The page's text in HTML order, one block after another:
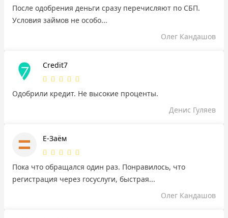
После одобрения деньги сразу перечисляют по СБП.
Условия займов не особо...
Олег Кандашов
Credit7
Одобрили кредит. Не высокие проценты.
Денис Гуляев
Е-Заём
Пока что обращался один раз. Понравилось, что
регистрация через госуслуги, быстрая...
Олег Кандашов